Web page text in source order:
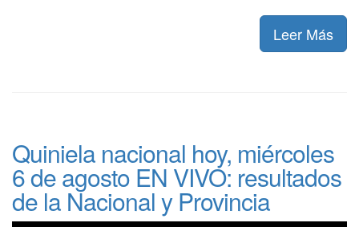
Leer Más
Quiniela nacional hoy, miércoles
6 de agosto EN VIVO: resultados
de la Nacional y Provincia